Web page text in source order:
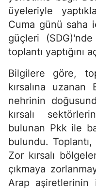
üyeleriyle
Cuma günü saha
güçleri
toplantı yaptığını
Bilgilere göre,
kırsalına
nehrinin
kırsalı
bulunan Pkk ile
bulundu. Toplantı,
Zor kırsalı
çıkmaya
Arap aşiretlerinin